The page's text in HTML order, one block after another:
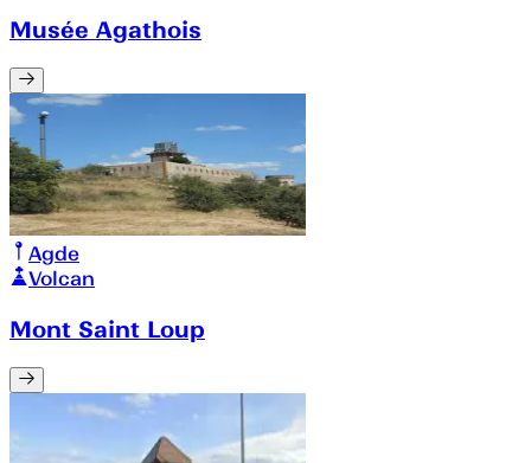
Musée Agathois
Agde
Volcan
Mont Saint Loup